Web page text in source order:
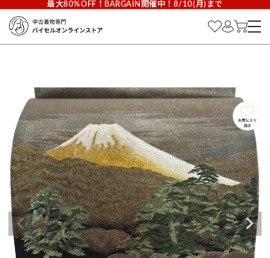
最大80%OFF！BARGAIN開催中！8/10(月)まで